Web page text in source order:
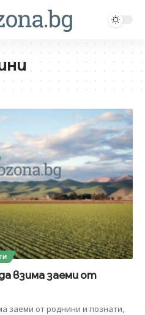
взима заеми от
заеми от роднини и познати,